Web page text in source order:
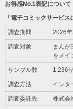
お得感No.1表記について
「電子コミックサービス
調査期間 2026
調査対象
まんが
をメイ
サンプル数 1,236
調査方法 インタ
調査委託先 株式会